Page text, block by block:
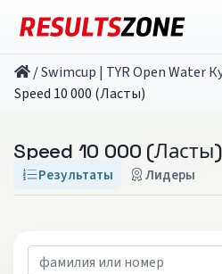
/Swimcup | TYR Open Water
Speed 10 000 (Ласты)
Speed 10 000 (Ласты)
Результаты Лидеры